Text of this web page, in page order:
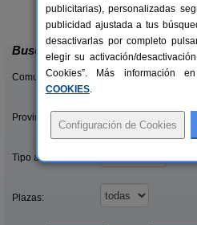
Vallcebre
Buscar
Comunidades:
Provincias/Islas:
Tipo alquiler:
Plazas:
publicitarias), personalizadas
publicidad ajustada a tus
desactivarlas por completo
elegir su activación/
Cookies”. Más información
COOKIES.